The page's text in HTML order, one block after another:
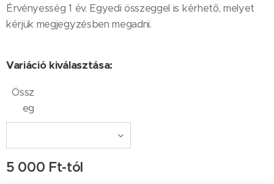
Érvényesség 1 év. Egyedi összeggel is kérhető, melyet
kérjük megjegyzésben megadni.
Variáció kiválasztása:
Össz
eg
5 000 Ft-tól